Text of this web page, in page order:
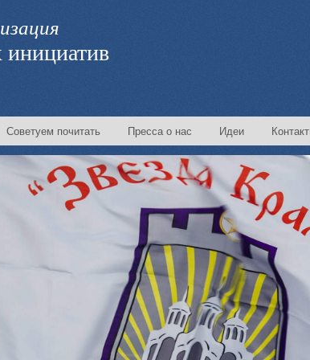
инициатив
Советуем почитать Пресса о нас Идеи